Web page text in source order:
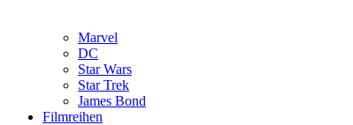
Marvel
DC
Star Wars
Star Trek
James Bond
Filmreihen